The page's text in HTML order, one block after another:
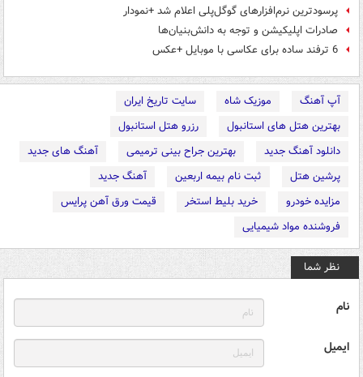
پرسودترین نرم‌افزارهای گوگل‌پلی اعلام شد +نمودار
صادرات اپلیکیشن و توجه به دانش‌بنیان‌ها
6 ترفند ساده برای عکاسی با موبایل +عکس
آپ آهنگ موزیک شاه
سایت تاریخ ایران
بهترین هتل های استانبول
رزرو هتل استانبول
دانلود آهنگ جدید
بهترین جراح بینی ترمیمی
آهنگ های جدید
پرشین هتل
ثبت نام بیمه اربعین
آهنگ جدید
مزایده خودرو
خرید بلیط استخر
قیمت ورق آهن پرایس
فروشنده مواد شیمیایی
نظر شما
نام
ایمیل